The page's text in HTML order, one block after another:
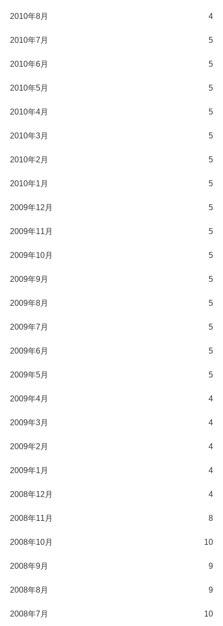
2010年8月 4
2010年7月 5
2010年6月 5
2010年5月 5
2010年4月 5
2010年3月 5
2010年2月 5
2010年1月 5
2009年12月 5
2009年11月 5
2009年10月 5
2009年9月 5
2009年8月 5
2009年7月 5
2009年6月 5
2009年5月 5
2009年4月 4
2009年3月 4
2009年2月 4
2009年1月 4
2008年12月 4
2008年11月 8
2008年10月 10
2008年9月 9
2008年8月 9
2008年7月 10